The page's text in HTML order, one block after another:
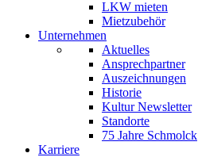
LKW mieten
Mietzubehör
Unternehmen
Aktuelles
Ansprechpartner
Auszeichnungen
Historie
Kultur Newsletter
Standorte
75 Jahre Schmolck
Karriere